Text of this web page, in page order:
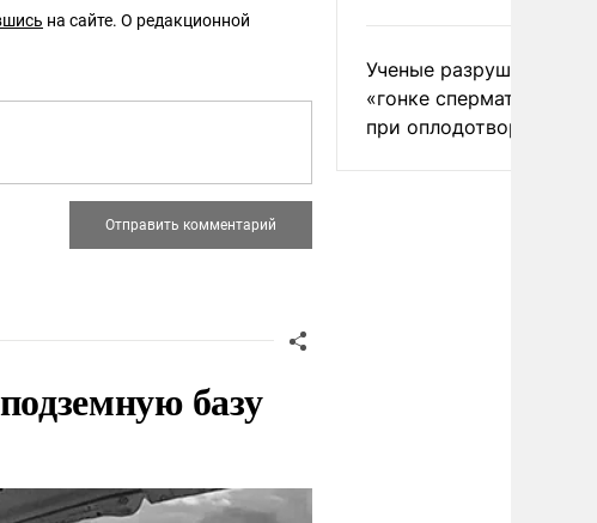
на сайте. О редакционной
базу
Ученые разрушили миф
«гонке
при оплодотворении